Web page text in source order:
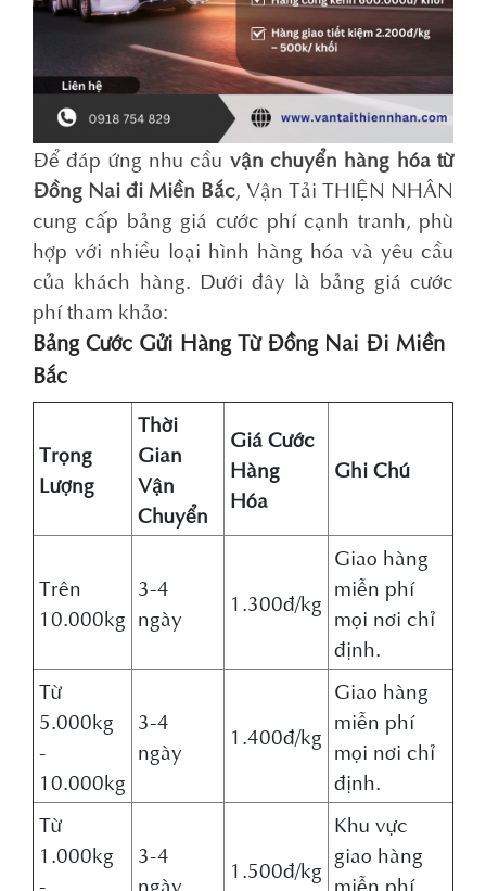
Để đáp ứng nhu cầu vận chuyển hàng hóa từ
Đồng Nai đi Miền Bắc, Vận Tải THIỆN NHÂN
cung cấp bảng giá cước phí cạnh tranh, phù
hợp với nhiều loại hình hàng hóa và yêu cầu
của khách hàng. Dưới đây là bảng giá cước
phí tham khảo:
Bảng Cước Gửi Hàng Từ Đồng Nai Đi Miền
Bắc
Trọng
Lượng
Thời
Gian
Vận
Chuyển
Giá Cước
Hàng
Hóa
Ghi Chú
Trên
10.000kg
3-4
ngày
1.300đ/kg
Giao hàng
miễn phí
mọi nơi chỉ
định.
Từ
5.000kg
-
10.000kg
3-4
ngày
1.400đ/kg
Giao hàng
miễn phí
mọi nơi chỉ
định.
Từ
1.000kg
-
3-4
ngày
1.500đ/kg
Khu vực
giao hàng
miễn phí